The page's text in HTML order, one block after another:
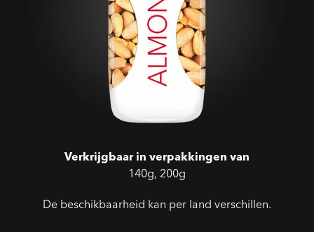
Verkrijgbaar in verpakkingen van
140g, 200g
De beschikbaarheid kan per land verschillen.